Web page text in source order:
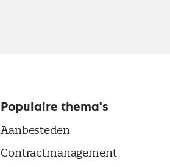
Populaire thema's
Aanbesteden
Contractmanagement